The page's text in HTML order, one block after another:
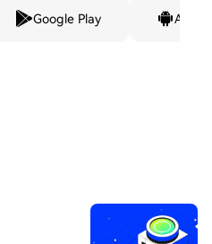
Google Play